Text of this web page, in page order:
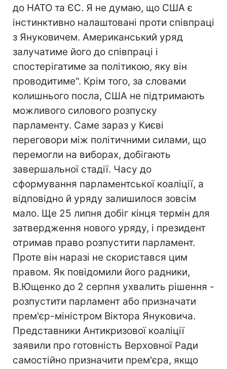
до НАТО та ЄС. Я не думаю, що США є
інстинктивно налаштовані проти співпраці
з Януковичем. Американський уряд
залучатиме його до співпраці і
спостерігатиме за політикою, яку він
проводитиме". Крім того, за словами
колишнього посла, США не підтримають
можливого силового розпуску
парламенту. Саме зараз у Києві
переговори між політичними силами, що
перемогли на виборах, добігають
завершальної стадії. Часу до
сформування парламентської коаліції, а
відповідно й уряду залишилося зовсім
мало. Ще 25 липня добіг кінця термін для
затвердження нового уряду, і президент
отримав право розпустити парламент.
Проте він наразі не скористався цим
правом. Як повідомили його радники,
В.Ющенко до 2 серпня ухвалить рішення -
розпустити парламент або призначати
прем'єр-міністром Віктора Януковича.
Представники Антикризової коаліції
заявили про готовність Верховної Ради
самостійно призначити прем'єра, якщо